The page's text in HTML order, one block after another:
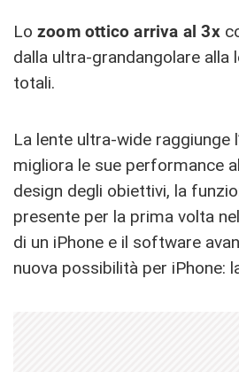
Lo zoom ottico arriva al 3x
dalla ultra-grandangolare alla
totali.
La lente ultra-wide raggiunge
migliora le sue performance
design degli obiettivi, la
presente per la prima volta
di un iPhone e il software
nuova possibilità per iPhone: